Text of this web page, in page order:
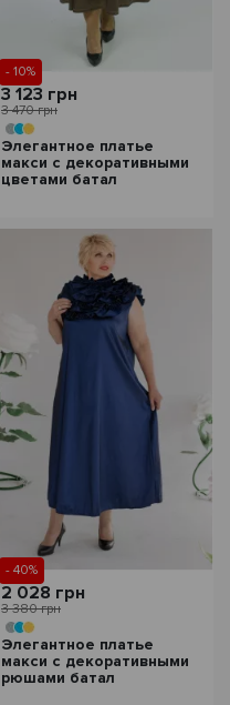
- 10%
3 123 грн
3 470 грн
Элегантное платье
макси с декоративными
цветами батал
- 40%
2 028 грн
3 380 грн
Элегантное платье
макси с декоративными
рюшами батал